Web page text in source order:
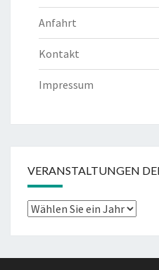
Anfahrt
Kontakt
Impressum
VERANSTALTUNGEN